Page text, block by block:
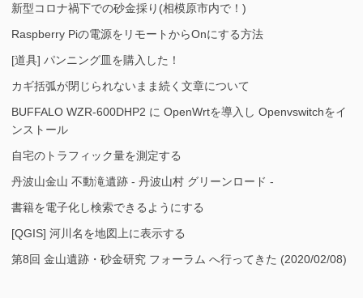
新型コロナ禍下での砂金採り(相模原市内で！)
Raspberry Piの電源をリモートからOnにする方法
[道具] パンニング皿を購入した！
カギ括弧が閉じられないまま続く文章について
BUFFALO WZR-600DHP2 に OpenWrtを導入し Openvswitchをイ
ンストール
自宅のトラフィック量を測定する
丹波山金山 不動滝遺跡 - 丹波山村 グリーンロード -
書籍を電子化し検索できるようにする
[QGIS] 河川名を地図上に表示する
第8回 金山遺跡・砂金研究 フォーラム へ行ってきた (2020/02/08)